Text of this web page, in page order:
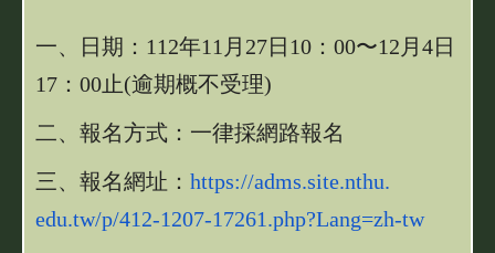
一、日期：112年11月27日10：00〜12月4日
17：00止(逾期概不受理)
二、報名方式：一律採網路報名
三、報名網址： https://adms.site.nthu.
edu.tw/p/412-1207-17261.php?Lang=zh-tw